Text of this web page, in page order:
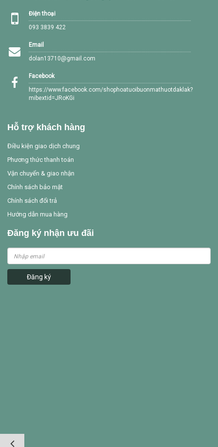
Điện thoại
093 3839 422
Email
dolan13710@gmail.com
Facebook
https://www.facebook.com/shophoatuoibuonmathuotdaklak?
mibextid=JRoKGi
Hỗ trợ khách hàng
Điều kiện giao dịch chung
Phương thức thanh toán
Vận chuyển & giao nhận
Chính sách bảo mật
Chính sách đổi trả
Hướng dẫn mua hàng
Đăng ký nhận ưu đãi
Đăng ký